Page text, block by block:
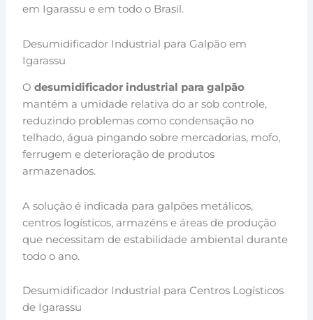
em Igarassu e em todo o Brasil.
Desumidificador Industrial para Galpão em
Igarassu
Odesumidificador industrial para galpão
mantém a umidade relativa do ar sob controle,
reduzindo problemas como condensação no
telhado, água pingando sobre mercadorias, mofo,
ferrugem e deterioração de produtos
armazenados.
A solução é indicada para galpões metálicos,
centros logísticos, armazéns e áreas de produção
que necessitam de estabilidade ambiental durante
todo o ano.
Desumidificador Industrial para Centros Logísticos
de Igarassu